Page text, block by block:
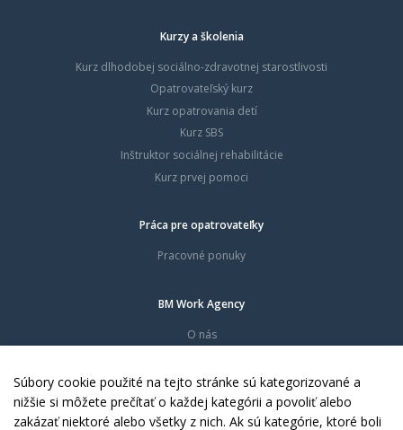
Kurzy a školenia
Kurz dlhodobej sociálno-zdravotnej starostlivosti
Opatrovateľský kurz
Kurz opatrovania detí
Kurz SBS
Inštruktor sociálnej rehabilitácie
Kurz prvej pomoci
Práca pre opatrovateľky
Pracovné ponuky
BM Work Agency
O nás
Dokumenty
Kontakty
Súbory cookie použité na tejto stránke sú kategorizované a
nižšie si môžete prečítať o každej kategórii a povoliť alebo
zakázať niektoré alebo všetky z nich. Ak sú kategórie, ktoré boli